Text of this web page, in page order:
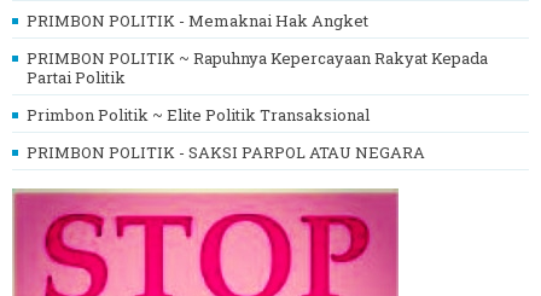
PRIMBON POLITIK - Memaknai Hak Angket
PRIMBON POLITIK ~ Rapuhnya Kepercayaan Rakyat Kepada
Partai Politik
Primbon Politik ~ Elite Politik Transaksional
PRIMBON POLITIK - SAKSI PARPOL ATAU NEGARA